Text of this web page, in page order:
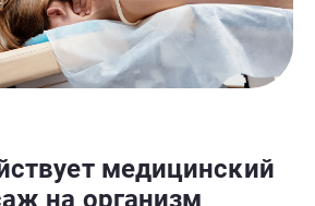
медицинский
на организм